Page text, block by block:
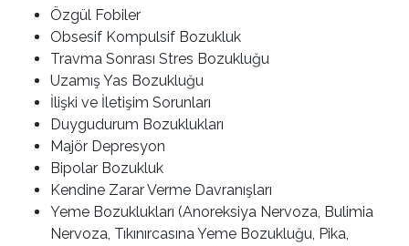
Özgül Fobiler
Obsesif Kompulsif Bozukluk
Travma Sonrası Stres Bozukluğu
Uzamış Yas Bozukluğu
İlişki ve İletişim Sorunları
Duygudurum Bozuklukları
Majör Depresyon
Bipolar Bozukluk
Kendine Zarar Verme Davranışları
Yeme Bozuklukları (Anoreksiya Nervoza, Bulimia
Nervoza, Tıkınırcasına Yeme Bozukluğu, Pika,